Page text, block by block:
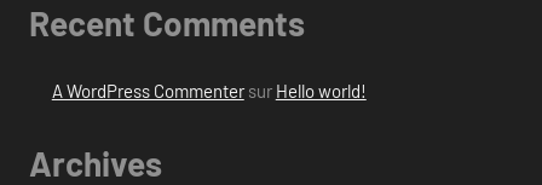
Recent Comments
A WordPress Commentersur Hello world!
Archives